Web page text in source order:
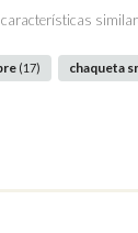
(17) chaqueta